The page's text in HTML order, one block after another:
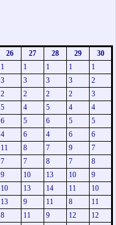
26 27 28 29
30
1 1 1 1
1
3 3 3 3
2
2 2 2 2
3
5 4 5 4
4
6 5 6 5
5
4 6 4 6
6
11 8 7 9
7
7 7 8 7
8
9 10 13 10
9
10 13 14 11
10
13 9 11 8
11
8 11 9 12
12